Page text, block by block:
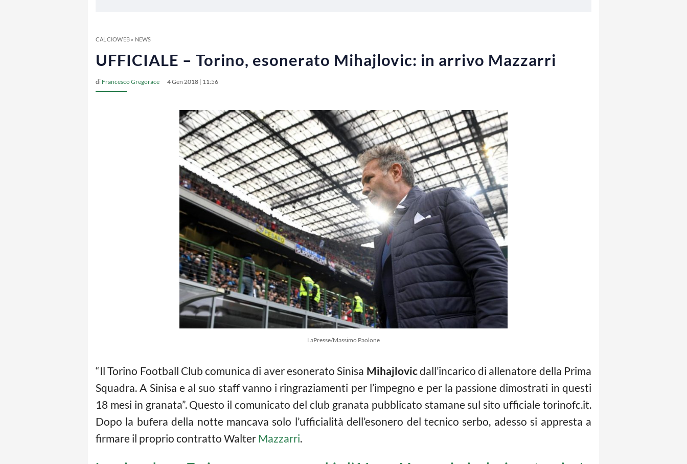
CALCIOWEB» NEWS
UFFICIALE – Torino, esonerato Mihajlovic: in arrivo Mazzarri
di Francesco Gregorace 4 Gen 2018 | 11:56
LaPresse/Massimo Paolone
“Il Torino Football Club comunica di aver esonerato Sinisa Mihajlovicdall’incarico di allenatore della Prima
Squadra. A Sinisa e al suo staff vanno i ringraziamenti per l’impegno e per la passione dimostrati in questi
18 mesi in granata”. Questo il comunicato del club granata pubblicato stamane sul sito ufficiale torinofc.it.
Dopo la bufera della notte mancava solo l’ufficialità dell’esonero del tecnico serbo, adesso si appresta a
firmare il proprio contratto Walter Mazzarri.